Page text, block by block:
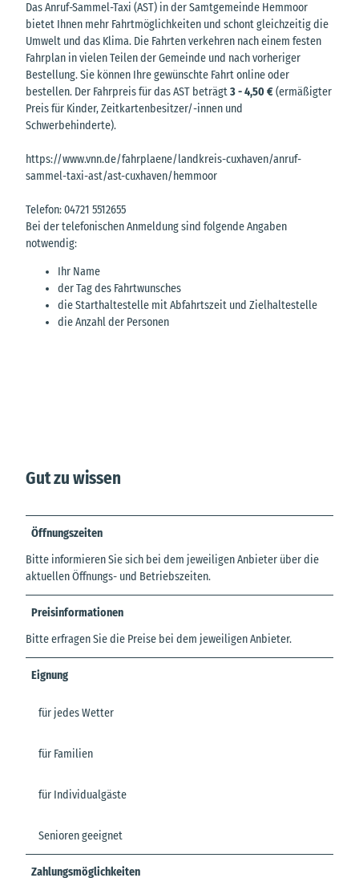
Das Anruf-Sammel-Taxi (AST) in der Samtgemeinde Hemmoor
bietet Ihnen mehr Fahrtmöglichkeiten und schont gleichzeitig die
Umwelt und das Klima. Die Fahrten verkehren nach einem festen
Fahrplan in vielen Teilen der Gemeinde und nach vorheriger
Bestellung. Sie können Ihre gewünschte Fahrt online oder
bestellen. Der Fahrpreis für das AST beträgt3 - 4,50 €(ermäßigter
Preis für Kinder, Zeitkartenbesitzer/-innen und
Schwerbehinderte).
https://www.vnn.de/fahrplaene/landkreis-cuxhaven/anruf-
sammel-taxi-ast/ast-cuxhaven/hemmoor
Telefon: 04721 5512655
Bei der telefonischen Anmeldung sind folgende Angaben
notwendig:
Ihr Name
der Tag des Fahrtwunsches
die Starthaltestelle mit Abfahrtszeit und Zielhaltestelle
die Anzahl der Personen
Gut zu wissen
Öffnungszeiten
Bitte informieren Sie sich bei dem jeweiligen Anbieter über die
aktuellen Öffnungs- und Betriebszeiten.
Preisinformationen
Bitte erfragen Sie die Preise bei dem jeweiligen Anbieter.
Eignung
für jedes Wetter
für Familien
für Individualgäste
Senioren geeignet
Zahlungsmöglichkeiten